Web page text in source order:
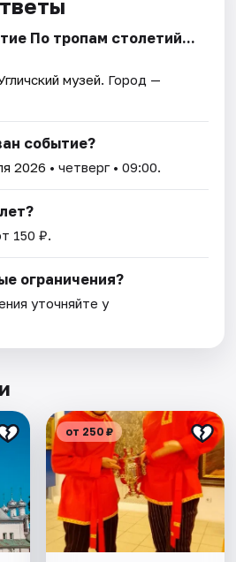
По тропам столетий...
музей. Город —
событие?
2026 • четверг • 09:00.
150 ₽.
ограничения?
уточняйте у
от 250 ₽